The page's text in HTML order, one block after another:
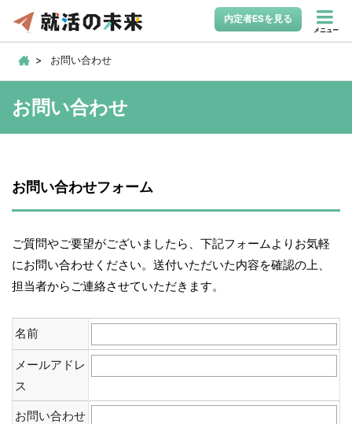
内定者ESを見る
メニュー
お問い合わせ
お問い合わせ
お問い合わせフォーム
ご質問やご要望がございましたら、下記フォームよりお気軽
にお問い合わせください。送付いただいた内容を確認の上、
担当者からご連絡させていただきます。
名前
メールアドレ
ス
お問い合わせ